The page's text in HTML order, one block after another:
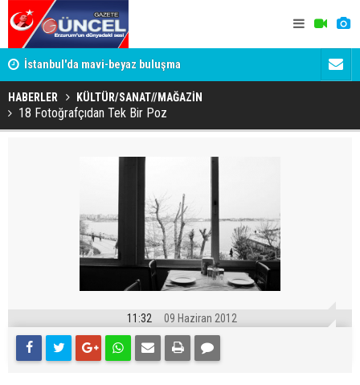
İstanbul'da mavi-beyaz buluşma
HABERLER KÜLTÜR/SANAT//MAĞAZİN
18 Fotoğrafçıdan Tek Bir Poz
11:32 09 Haziran 2012